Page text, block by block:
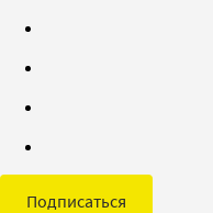
Подписаться